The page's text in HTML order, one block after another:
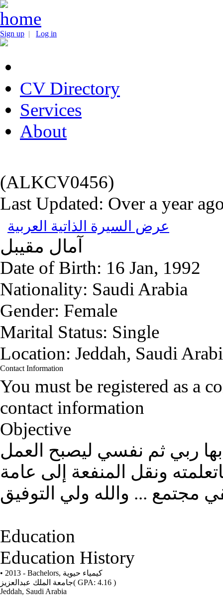
Sign up | Log in
CV Directory
Services
About
(ALKCV0456)
Last Updated: Over a year
عرض السيرة الذاتية العربية
آمال مقيبل
Date of Birth: 16 Jan, 1992
Nationality: Saudi Arabia
Gender: Female
Marital Status: Single
Location: Jeddah, Saudi
Contact Information
You must be registered as a
contact information
Objective
ربي ثم نفسي ليصبح العمل
ونقل المنفعة إلى عامة
مجتمع ... والله ولي التوفيق
Education
Education History
• 2013 - Bachelors, كيمياء حيوية
جامعة الملك عبدالعزيز( GPA: 4.16 )
Jeddah, Saudi Arabia